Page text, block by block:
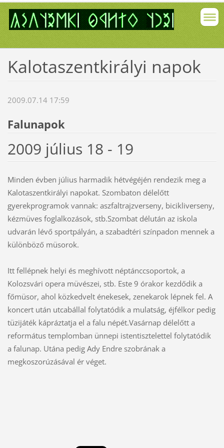
Kalotaszentkirályi napok
2009.07.14 17:59
Falunapok
2009 július 18 - 19
Minden évben július harmadik hétvégéjén rendezik meg a
Kalotaszentkirályi napokat. Szombaton délelőtt
gyerekprogramok vannak: aszfaltrajzverseny, bicikliverseny,
kézmüves foglalkozások, stb.Szombat délután az iskola
udvarán lévő sportpályán, a szabadtéri színpadon mennek a
különböző müsorok.
Itt fellépnek helyi és meghívott néptánccsoportok, a
Kolozsvári opera müvészei, stb. Este 9 órakor kezdődik a
főmüsor, ahol közkedvelt énekesek, zenekarok lépnek fel. A
koncert után utcabállal folytatódik a mulatság, éjfélkor pedig
tüzijáték kápráztatja el a falu népét.Vasárnap délelőtt a
református templomban ünnepi istentisztelettel folytatódik
a falunap. Utána pedig Ady Endre szobrának a
megkoszorúzásával ér véget.